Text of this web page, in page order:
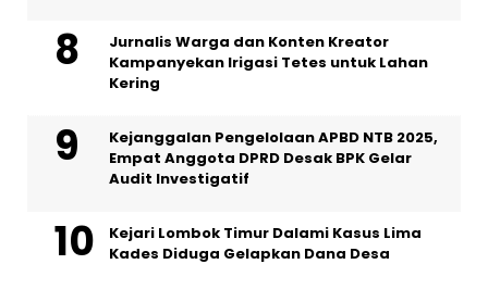
Jurnalis Warga dan Konten Kreator
Kampanyekan Irigasi Tetes untuk Lahan
Kering
Kejanggalan Pengelolaan APBD NTB 2025,
Empat Anggota DPRD Desak BPK Gelar
Audit Investigatif
Kejari Lombok Timur Dalami Kasus Lima
Kades Diduga Gelapkan Dana Desa